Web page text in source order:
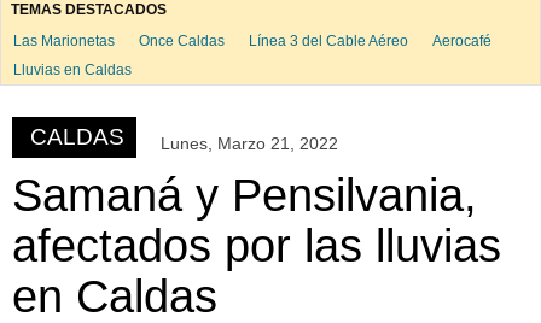
TEMAS DESTACADOS
Las Marionetas
Once Caldas Línea 3 del Cable Aéreo
Aerocafé
Lluvias en Caldas
CALDAS Lunes, Marzo 21, 2022
Samaná y Pensilvania,
afectados por las lluvias
en Caldas